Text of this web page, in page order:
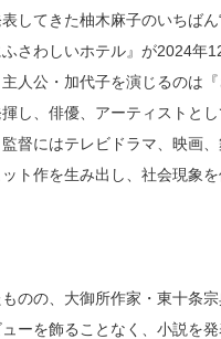
してきた柚木麻子のいちばん
さわしいホテル』が2024年
人公・加代子を演じるのは『
し、俳優、アーティストと
監督にはテレビドラマ、映画
ト作を生み出し、社会現象
のの、大御所作家・東十条
ーを飾ることなく、小説を